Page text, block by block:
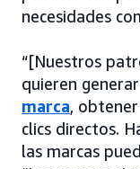
necesidades
“[Nuestros
quieren
marca,
clics directos.
las marcas